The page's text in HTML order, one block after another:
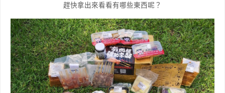
趕快拿出來看看有哪些東西呢？